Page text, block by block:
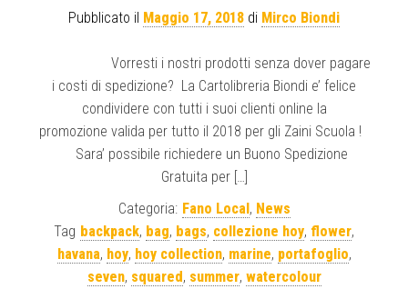
Pubblicato il Maggio 17, 2018 di Mirco Biondi
Vorresti i nostri prodotti senza dover pagare
i costi di spedizione? La Cartolibreria Biondi e’ felice
condividere con tutti i suoi clienti online la
promozione valida per tutto il 2018 per gli Zaini Scuola !
Sara’ possibile richiedere un Buono Spedizione
Gratuita per […]
Categoria: Fano Local, News
Tag backpack, bag, bags, collezione hoy, flower,
havana, hoy, hoy collection, marine, portafoglio,
seven, squared, summer, watercolour